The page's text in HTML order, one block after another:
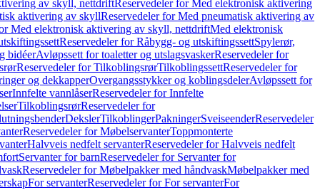
av skyll, nettdriftReservedeler for Med elektronisk aktivering
aktivering av skyllReservedeler for Med pneumatisk aktivering av
Med elektronisk aktivering av skyll, nettdriftMed elektronisk
Reservedeler for Råbygg- og utskiftingssettSpylerør,
bidéerAvløpssett for toaletter og utslagsvaskerReservedeler for
Reservedeler for TilkoblingsrørTilkoblingssettReservedeler for
og dekkapperOvergangsstykker og koblingsdelerAvløpssett for
Innfelte vannlåserReservedeler for Innfelte
TilkoblingsrørReservedeler for
DekslerTilkoblingerPakningerSveiseenderReservedeler
Reservedeler for MøbelservanterToppmonterte
Halvveis nedfelt servanterReservedeler for Halvveis nedfelt
Servanter for barnReservedeler for Servanter for
Reservedeler for Møbelpakker med håndvaskMøbelpakker med
For servanterReservedeler for For servanterFor